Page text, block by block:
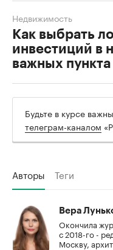
Как выбрать
инвестиций в
важных пункта
Недвижимость
Будьте в курсе
телеграм-каналом
Авторы Теги
Вера
Окончила
с 2018-го -
Москву,